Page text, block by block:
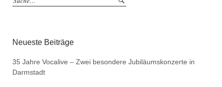
Neueste Beiträge
35 Jahre Vocalive – Zwei besondere Jubiläumskonzerte in
Darmstadt